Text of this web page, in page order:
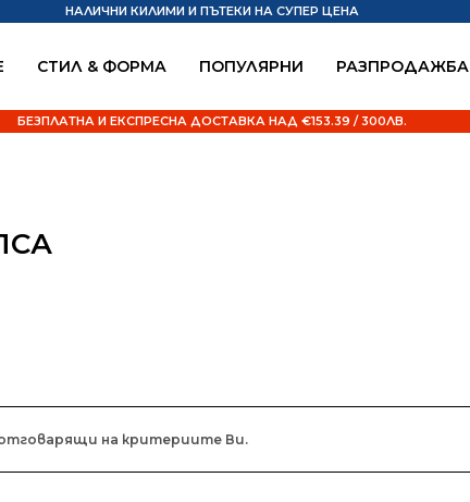
СТИЛ & ФОРМА ПОПУЛЯРНИ РАЗПРОДАЖБА
НАЛИЧНИ КИЛИМИ И ПЪТЕКИ НА СУПЕР ЦЕНА
БЕЗПЛАТНА И ЕКСПРЕСНА ДОСТАВКА НАД €153.39 / 300ЛВ.
на критериите Ви.